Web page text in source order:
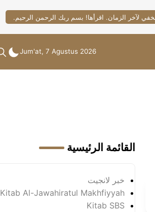
لآخر الزمان. اقرأها! بسم ربك الرحمن الرحيم.
Jum'at, 7 Agustus 2026
القائمة الرئيسية
خبر لانجيت
Kitab Al-Jawahiratul Makhfiyyah
Kitab SBS